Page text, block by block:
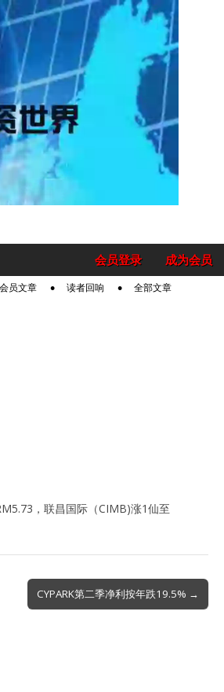
成为会员
会员登录
员文章 读者回响 全部文章
，联昌国际（CIMB)涨1仙至
CYPARK第二季净利按年跌19.5% →